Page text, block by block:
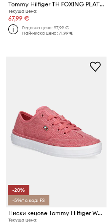
Tommy Hilfiger TH FOXING PLATFORM ROPE ниски кецове дамски
Текуща цена:
67,99 €
Редовна цена:97,99 €
Най-ниска цена:71,99 €
-20%
-5%* с код: FS
Ниски кецове Tommy Hilfiger WASHED CANVAS VULC SNEAKER
Текуща цена: